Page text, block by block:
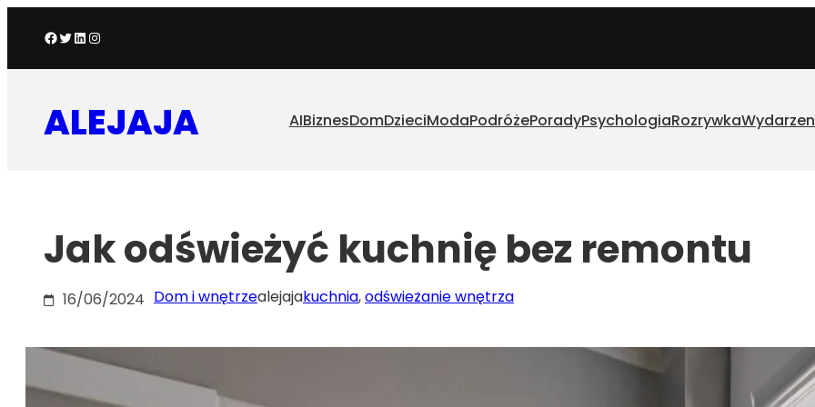
Facebook
Twitter
LinkedIn
Instagram
ALEJAJA AIBiznesDomDzieciModaPodróżePoradyPsychologiaRozrywka
Jak odświeżyć kuchnię bez remontu
16/06/2024 Dom i wnętrzealejajakuchnia, odświeżanie wnętrza